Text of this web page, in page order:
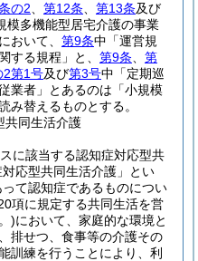
の2 第12条 第13条及び
模多機能型居宅介護の事業
おいて、 第9条中「運営規
する規程」と、 第9条
第
2第1号及び第3号中「定期巡
業者」とあるのは「小規模
み替えるものとする。
共同生活介護
に該当する認知症対応型共
応型共同生活介護」とい
て認知症であるものについ
項に規定する共同生活を営
)において、家庭的な環境と
排せつ、食事等の介護その
訓練を行うことにより、利